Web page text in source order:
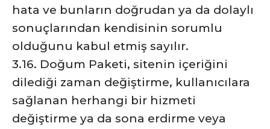
hata ve bunların doğrudan ya da dolaylı
sonuçlarından kendisinin sorumlu
olduğunu kabul etmiş sayılır.
3.16. Doğum Paketi, sitenin içeriğini
dilediği zaman değiştirme, kullanıcılara
sağlanan herhangi bir hizmeti
değiştirme ya da sona erdirme veya